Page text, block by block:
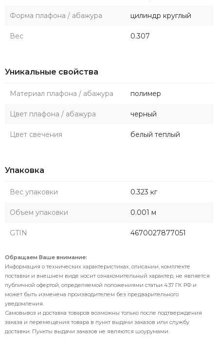
Форма плафона / абажура цилиндр круглый
Вес 0.307
Уникальные свойства
Материал плафона / абажура полимер
Цвет плафона / абажура черный
Цвет свечения белый теплый
Упаковка
Вес упаковки 0.323 кг
Объем упаковки 0.001 м
GTIN 4670027877051
Обращаем Ваше внимание:
Информация о технических характеристиках, описании, комплекте
поставки и внешнем виде носит ознакомительный характер, не является
публичной офертой, определяемой положениями статьи 437 ГК РФ и
может быть изменена производителем без предварительного
уведомления.
Самовывоз и доставка товаров возможны только после подтверждения
заказа и перемещения товара в пункт выдачи заказов или службу
доставки. Пункты выдачи заказов не являются шоурумами.